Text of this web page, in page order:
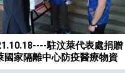
駐汶萊代表處捐贈
國家隔離中心防疫醫療物資